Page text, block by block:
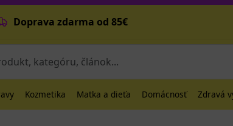
Doprava zdarma od 85€
Kozmetika Matka a dieťa Domácnosť Zdravá